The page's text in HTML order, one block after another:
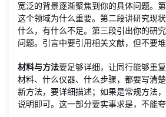
宽泛的背景逐渐聚焦到你的具体问题。
这个领域为什么重要。第二段讲研究现
什么，有什么不足。第三段引出你的研
问题。引言中要引用相关文献，但不要堆
材料与方法要足够详细，让同行能够重
材料、什么仪器、什么步骤，都要写清
新方法，要详细描述；如果是常规方法
说明即可。这一部分要实事求是，不能夸